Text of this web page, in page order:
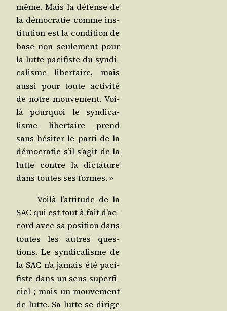
même. Mais la défense de
la démo­cra­tie comme ins­
ti­tu­tion est la condi­tion de
base non seule­ment pour
la lutte paci­fiste du syn­di­
ca­lisme liber­taire, mais
aus­si pour toute acti­vi­té
de notre mou­ve­ment. Voi­
là pour­quoi le syn­di­ca­
lisme liber­taire prend
sans hési­ter le par­ti de la
démo­cra­tie s’il s’a­git de la
lutte contre la dic­ta­ture
dans toutes ses formes. »
Voi­là l’at­ti­tude de la
SAC qui est tout à fait d’ac­
cord avec sa posi­tion dans
toutes les autres ques­
tions. Le syn­di­ca­lisme de
la SAC n’a jamais été paci­
fiste dans un sens super­fi­
ciel ; mais un mou­ve­ment
de lutte. Sa lutte se dirige